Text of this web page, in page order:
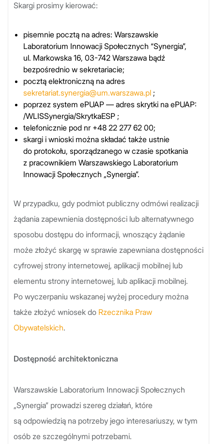
Skargi prosimy kierować:
pisemnie pocztą na adres: Warszawskie
Laboratorium Innowacji Społecznych “Synergia”,
ul. Markowska 16, 03-742 Warszawa bądź
bezpośrednio w sekretariacie;
pocztą elektroniczną na adres
sekretariat.synergia@um.warszawa.pl ;
poprzez system ePUAP — adres skrytki na ePUAP:
/WLISSynergia/SkrytkaESP ;
telefonicznie pod nr +48 22 277 62 00;
skargi i wnioski można składać także ustnie
do protokołu, sporządzanego w czasie spotkania
z pracownikiem Warszawskiego Laboratorium
Innowacji Społecznych „Synergia”.
W przypadku, gdy podmiot publiczny odmówi realizacji
żądania zapewnienia dostępności lub alternatywnego
sposobu dostępu do informacji, wnoszący żądanie
może złożyć skargę w sprawie zapewniana dostępności
cyfrowej strony internetowej, aplikacji mobilnej lub
elementu strony internetowej, lub aplikacji mobilnej.
Po wyczerpaniu wskazanej wyżej procedury można
także złożyć wniosek do Rzecznika Praw
Obywatelskich.
Dostępność architektoniczna
Warszawskie Laboratorium Innowacji Społecznych
„Synergia” prowadzi szereg działań, które
są odpowiedzią na potrzeby jego interesariuszy, w tym
osób ze szczególnymi potrzebami.